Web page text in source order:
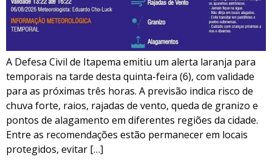
A Defesa Civil de Itapema emitiu um alerta laranja para
temporais na tarde desta quinta-feira (6), com validade
para as próximas três horas. A previsão indica risco de
chuva forte, raios, rajadas de vento, queda de granizo e
pontos de alagamento em diferentes regiões da cidade.
Entre as recomendações estão permanecer em locais
protegidos, evitar […]